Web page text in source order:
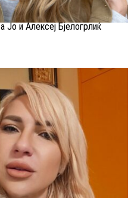
и Алексеј Бјелогрлиќ